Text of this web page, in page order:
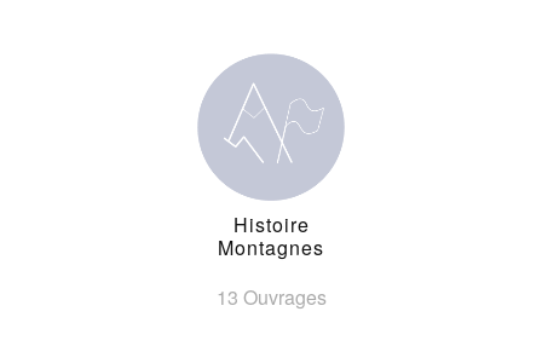
Histoire
Montagnes
13 Ouvrages